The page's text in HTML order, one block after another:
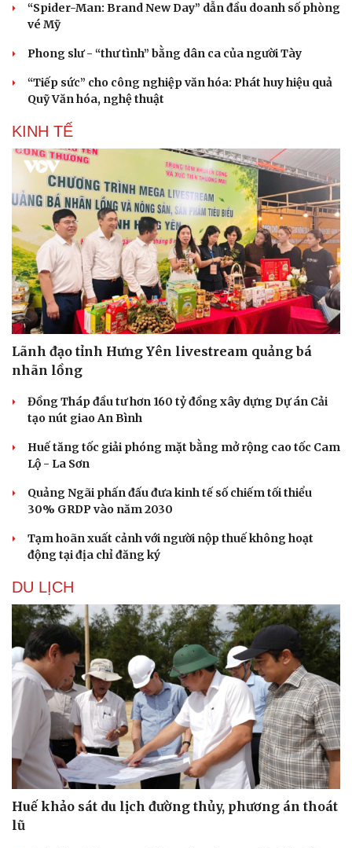
Sức khỏe
Dinh dưỡng - món ngon
Cây thuốc
Nhi khoa
Làm đẹp - giảm cân
Phòng mạch online
Ăn sạch sống khỏe
Nhà đẹp
“Spider-Man: Brand New Day” dẫn đầu doanh số phòng
vé Mỹ
Phong slư - “thư tình” bằng dân ca của người Tày
“Tiếp sức” cho công nghiệp văn hóa: Phát huy hiệu quả
Quỹ Văn hóa, nghệ thuật
KINH TẾ
Lãnh đạo tỉnh Hưng Yên livestream quảng bá
nhãn lồng
Đồng Tháp đầu tư hơn 160 tỷ đồng xây dựng Dự án Cải
tạo nút giao An Bình
Huế tăng tốc giải phóng mặt bằng mở rộng cao tốc Cam
Lộ - La Sơn
Quảng Ngãi phấn đấu đưa kinh tế số chiếm tối thiểu
30% GRDP vào năm 2030
Tạm hoãn xuất cảnh với người nộp thuế không hoạt
động tại địa chỉ đăng ký
DU LỊCH
Huế khảo sát du lịch đường thủy, phương án thoát
lũ